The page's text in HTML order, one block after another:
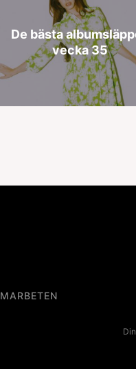
De bästa
vecka 35